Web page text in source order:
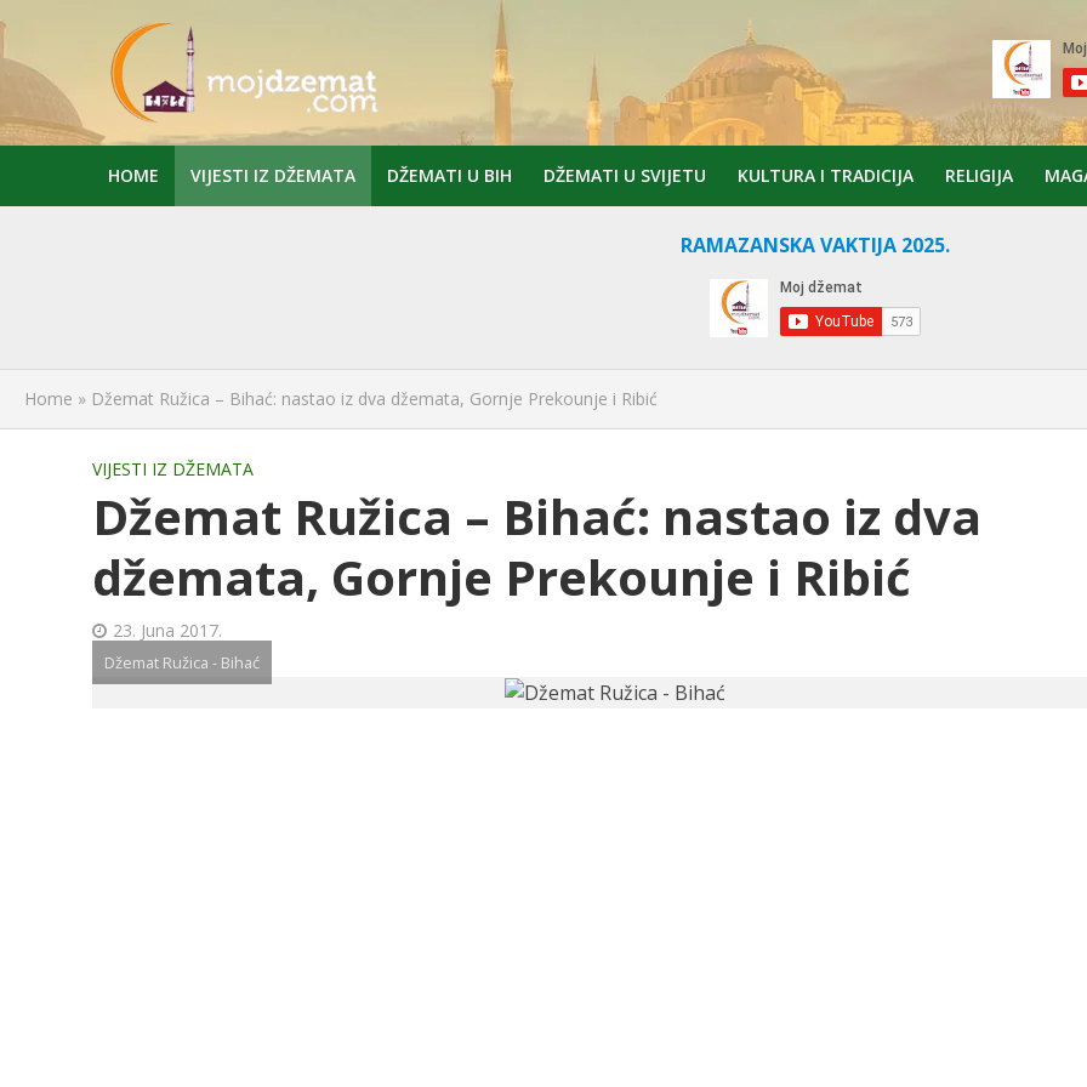
HOME VIJESTI IZ DŽEMATA DŽEMATI U BIH DŽEMATI U SVIJETU KULTURA I TRADICIJA RELIGIJA
RAMAZANSKA VAKTIJA 2025.
Home » Džemat Ružica – Bihać: nastao iz dva džemata, Gornje Prekounje i Ribić
VIJESTI IZ DŽEMATA
Džemat Ružica – Bihać: nastao iz dva
džemata, Gornje Prekounje i Ribić
23. Juna 2017.
Džemat Ružica - Bihać